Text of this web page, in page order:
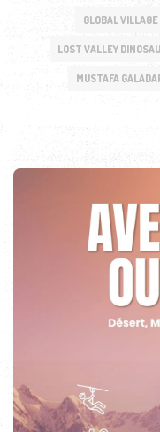
GLOBAL VILLAGE
LOST VALLEY
MUSTAFA